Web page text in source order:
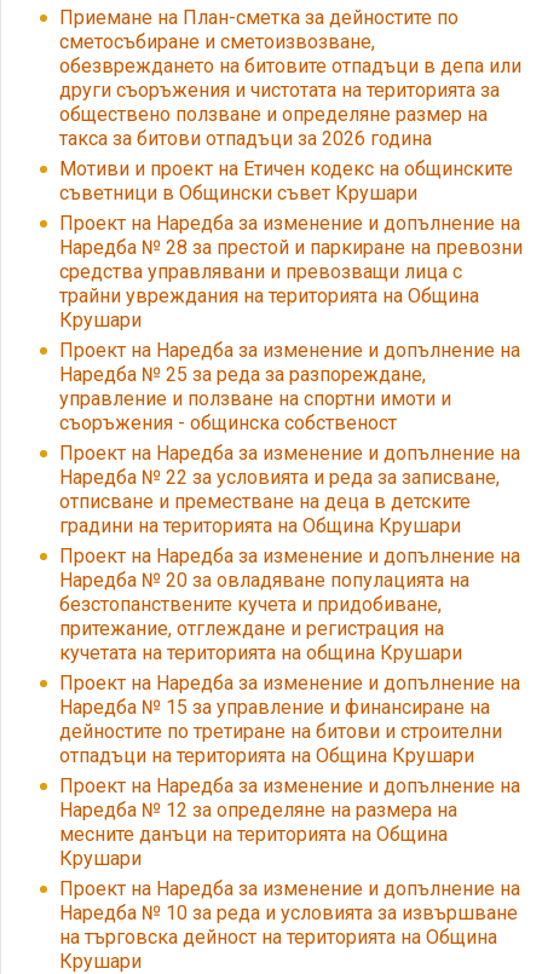
Приемане на План-сметка за дейностите по
сметосъбиране и сметоизвозване,
обезвреждането на битовите отпадъци в депа или
други съоръжения и чистотата на територията за
обществено ползване и определяне размер на
такса за битови отпадъци за 2026 година
Мотиви и проект на Етичен кодекс на общинските
съветници в Общински съвет Крушари
Проект на Наредба за изменение и допълнение на
Наредба № 28 за престой и паркиране на превозни
средства управлявани и превозващи лица с
трайни увреждания на територията на Община
Крушари
Проект на Наредба за изменение и допълнение на
Наредба № 25 за реда за разпореждане,
управление и ползване на спортни имоти и
съоръжения - общинска собственост
Проект на Наредба за изменение и допълнение на
Наредба № 22 за условията и реда за записване,
отписване и преместване на деца в детските
градини на територията на Община Крушари
Проект на Наредба за изменение и допълнение на
Наредба № 20 за овладяване популацията на
безстопанствените кучета и придобиване,
притежание, отглеждане и регистрация на
кучетата на територията на община Крушари
Проект на Наредба за изменение и допълнение на
Наредба № 15 за управление и финансиране на
дейностите по третиране на битови и строителни
отпадъци на територията на Община Крушари
Проект на Наредба за изменение и допълнение на
Наредба № 12 за определяне на размера на
месните данъци на територията на Община
Крушари
Проект на Наредба за изменение и допълнение на
Наредба № 10 за реда и условията за извършване
на търговска дейност на територията на Община
Крушари